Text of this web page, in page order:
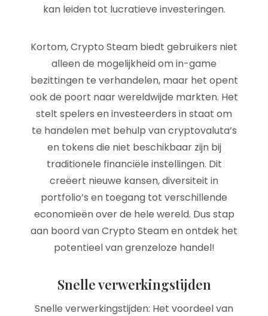
kan leiden tot lucratieve investeringen.
Kortom, Crypto Steam biedt gebruikers niet
alleen de mogelijkheid om in-game
bezittingen te verhandelen, maar het opent
ook de poort naar wereldwijde markten. Het
stelt spelers en investeerders in staat om
te handelen met behulp van cryptovaluta’s
en tokens die niet beschikbaar zijn bij
traditionele financiële instellingen. Dit
creëert nieuwe kansen, diversiteit in
portfolio’s en toegang tot verschillende
economieën over de hele wereld. Dus stap
aan boord van Crypto Steam en ontdek het
potentieel van grenzeloze handel!
Snelle verwerkingstijden
Snelle verwerkingstijden: Het voordeel van